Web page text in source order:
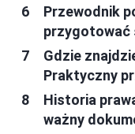
Przewodnik
przygotować
Gdzie
Praktyczny
Historia
ważny